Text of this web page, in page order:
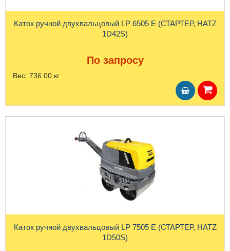
Каток ручной двухвальцовый LP 6505 E (СТАРТЕР, HATZ
1D42S)
По запросу
Вес: 736.00 кг
Каток ручной двухвальцовый LP 7505 E (СТАРТЕР, HATZ
1D50S)